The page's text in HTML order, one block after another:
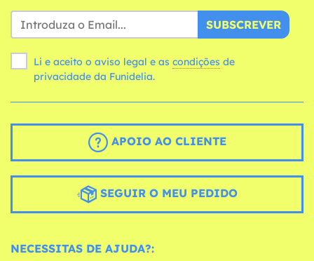
SUBSCREVER
Li e aceito o aviso legal e as condições
privacidade da Funidelia.
APOIO AO CLIENTE
SEGUIR O MEU PEDIDO
NECESSITAS DE AJUDA?: